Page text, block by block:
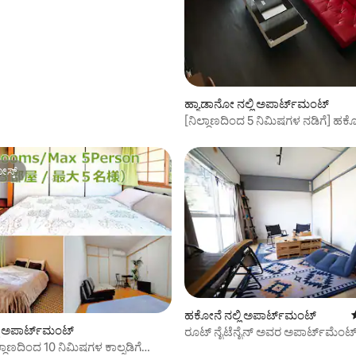
ಹ್ಯಾಡಾನೋ ನಲ್ಲಿ ಅಪಾರ್ಟ್‌ಮಂಟ್
[ನಿಲ್ದಾಣದಿಂದ 5 ನಿಮಿಷಗಳ ನಡಿಗೆ]
ಪ್ರವಾಸೋದ್ಯಮ ಕೇಂದ್ರಕ್ಕೆ! | ವೈಫೈ
ಸೌಕರ್ಯ | ಕಿರಾಣಿ ಅಂಗಡಿ 5 ನಿಮಿಷಗಳ
ಶಾಂತ ಮತ್ತು...
ಅಪಾರ್ಟ್‌ಮಂಟ್
10 ನಿಮಿಷಗಳ ಕಾಲ್ನಡಿಗೆ
ಹಕೋನೆ ನಲ್ಲಿ ಅಪಾರ್ಟ್‌ಮಂಟ್
ರೂಟ್ ನೈಟೆನೈನ್ ಅವರ